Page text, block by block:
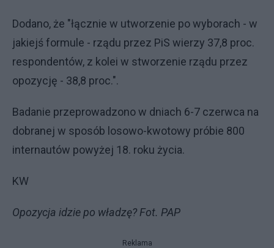
Dodano, że "łącznie w utworzenie po wyborach - w
jakiejś formule - rządu przez PiS wierzy 37,8 proc.
respondentów, z kolei w stworzenie rządu przez
opozycję - 38,8 proc.".
Badanie przeprowadzono w dniach 6-7 czerwca na
dobranej w sposób losowo-kwotowy próbie 800
internautów powyżej 18. roku życia.
KW
Opozycja idzie po władzę? Fot. PAP
Reklama